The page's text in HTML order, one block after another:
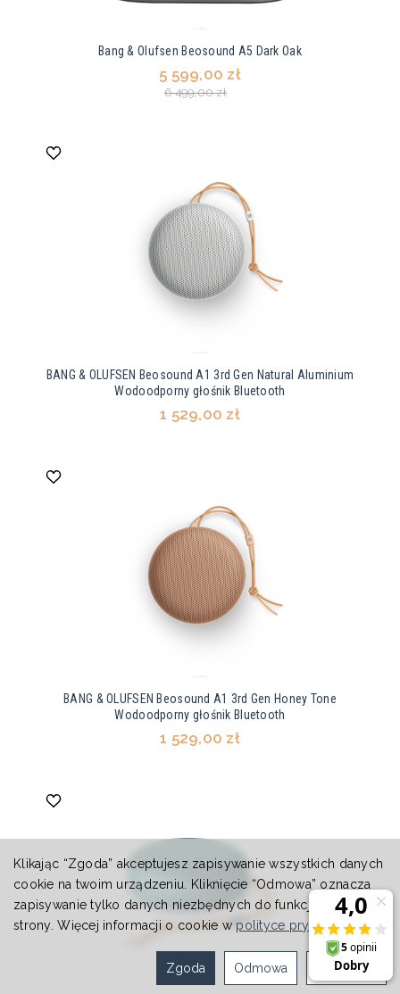
Bang & Olufsen Beosound A5 Dark Oak
5 599,00 zł
6 499,00 zł
BANG & OLUFSEN Beosound A1 3rd Gen Natural Aluminium
Wodoodporny głośnik Bluetooth
1 529,00 zł
BANG & OLUFSEN Beosound A1 3rd Gen Honey Tone
Wodoodporny głośnik Bluetooth
1 529,00 zł
Klikając “Zgoda” akceptujesz zapisywanie wszystkich danych
cookie na twoim urządzeniu. Kliknięcie “Odmowa” oznacza
zapisywanie tylko danych niezbędnych do funkcjonowania
strony. Więcej informacji o cookie w polityce prywatności.
Ustawienia
Odmowa
Zgoda